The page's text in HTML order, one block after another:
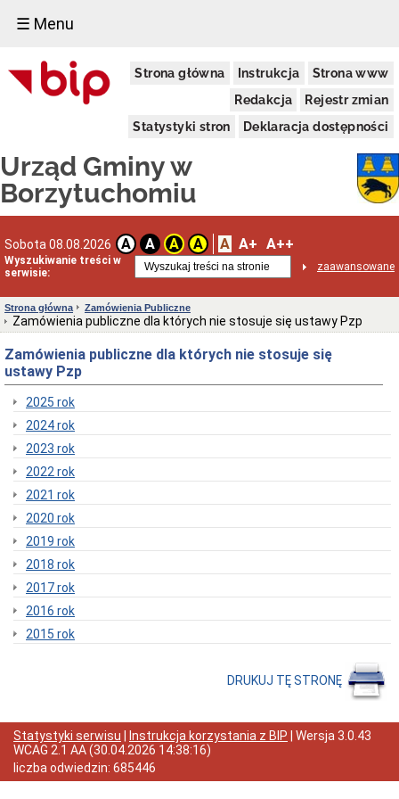
☰ Menu
Strona główna Instrukcja
Strona www
Redakcja
Rejestr zmian
Statystyki stron
Deklaracja dostępności
Urząd Gminy w
Borzytuchomiu
Sobota 08.08.2026 A A A A A A+ A++
Wyszukiwanie treści w
serwisie:
zaawansowane
Urząd
Gminy
Informacja
dróg
na
terenie
Gminy
Borzytuchom
sezonie
zimowym
2025/2026
Wójta
Gminy
Borzytuchom
o
przystąpieniu
Gminy
do
preferencyjnego
zakupu
paliwa
stałego
(węgla)
z
przeznaczeniem
dla
gospodarstw
domowych
Wiadomości
Zawiadomienia
Dane
adresowe
o
przyjmowaniu
skarg
Strona główna Zamówienia Publiczne
Zamówienia publiczne dla których nie stosuje się ustawy Pzp
Zamówienia publiczne dla których nie stosuje się
ustawy Pzp
2025 rok
2024 rok
2023 rok
2022 rok
2021 rok
2020 rok
2019 rok
2018 rok
2017 rok
2016 rok
2015 rok
DRUKUJ TĘ STRONĘ
Statystyki serwisu Instrukcja korzystania z BIP | Wersja 3.0.43
WCAG 2.1 AA(30.04.2026 14:38:16)
liczba odwiedzin: 685446